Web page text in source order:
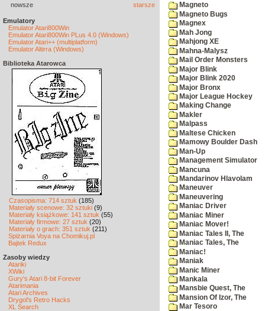
nowsze starsze
Emulatory
Emulator Atari800Win
Emulator Atari800Win PLus 4.0 (Windows)
Emulator Atari++ (multiplatform)
Emulator Altirra (Windows)
Biblioteka Atarowca
Czasopisma: 714 sztuk (185)
Materiały scenowe: 32 sztuki (9)
Materiały książkowe: 141 sztuk (55)
Materiały firmowe: 27 sztuk (20)
Materiały o grach: 351 sztuk (211)
Spiżarnia Voya na Chomikuj.pl
Bajtek Redux
Zasoby wiedzy
Atariki
XWiki
Gury's Atari 8-bit Forever
Atarimania
Atari Archives
Drygol's Retro Hacks
XL Search
Magneto
Magneto Bugs
Magnex
Mah Jong
Mahjong XE
Mahna-Malysz
Mail Order Monsters
Major Blink
Major Blink 2020
Major Bronx
Major League Hockey
Making Change
Makler
Malpass
Maltese Chicken
Mamowy Boulder Dash
Man-Up
Management Simulator
Mancuna
Mandarinov Hlavolam
Maneuver
Maneuvering
Maniac Driver
Maniac Miner
Maniac Mover!
Maniac Tales II, The
Maniac Tales, The
Maniac!
Maniak
Manic Miner
Mankala
Mansbie Quest, The
Mansion Of Izor, The
Mar Tesoro